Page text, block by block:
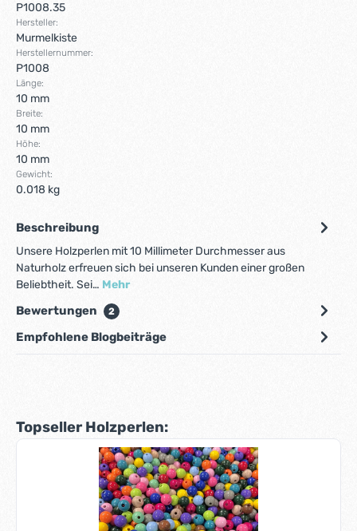
P1008.35
Hersteller:
Murmelkiste
Herstellernummer:
P1008
Länge:
10 mm
Breite:
10 mm
Höhe:
10 mm
Gewicht:
0.018 kg
Beschreibung
Unsere Holzperlen mit 10 Millimeter Durchmesser aus
Naturholz erfreuen sich bei unseren Kunden einer großen
Beliebtheit. Sei… Mehr
Bewertungen 2
Empfohlene Blogbeiträge
Produktgalerie überspringen
Topseller Holzperlen: